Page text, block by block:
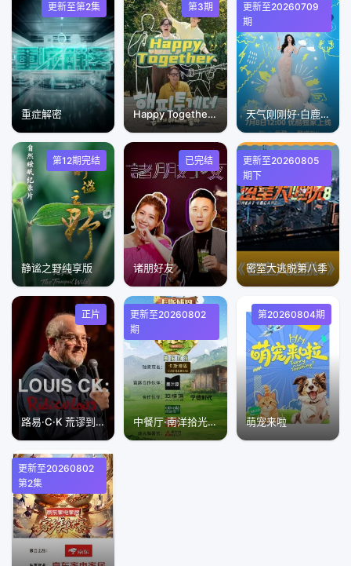
更新至第2集
重症解密
第3期
Happy Together不是一个人真好
更新至20260709
期
天气刚刚好·白鹿十周年拾光音乐会
第12期完结
静谧之野纯享版
已完结
诸朋好友
更新至20260805
期下
密室大逃脱第八季
正片
路易·C·K 荒谬到笑
更新至20260802
期
中餐厅·南洋拾光季独家直拍
第20260804期
萌宠来啦
更新至20260802
第2集